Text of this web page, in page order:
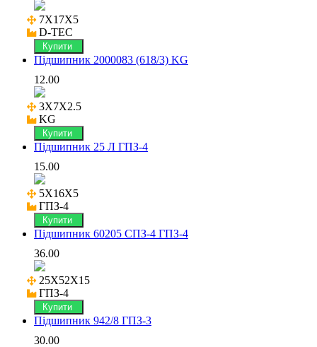
7X17X5
D-TEC
Купити
Підшипник 2000083 (618/3) KG
12.00
3X7X2.5
KG
Купити
Підшипник 25 Л ГПЗ-4
15.00
5X16X5
ГПЗ-4
Купити
Підшипник 60205 СПЗ-4 ГПЗ-4
36.00
25X52X15
ГПЗ-4
Купити
Підшипник 942/8 ГПЗ-3
30.00